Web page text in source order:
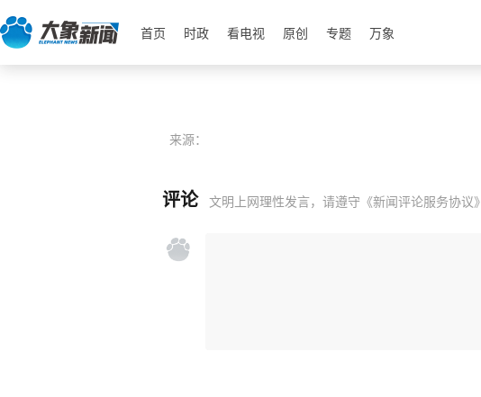
首页 时政 看电视 原创 专题 万象
来源：
评论 文明上网理性发言，请遵守 《新闻评论服务协议》